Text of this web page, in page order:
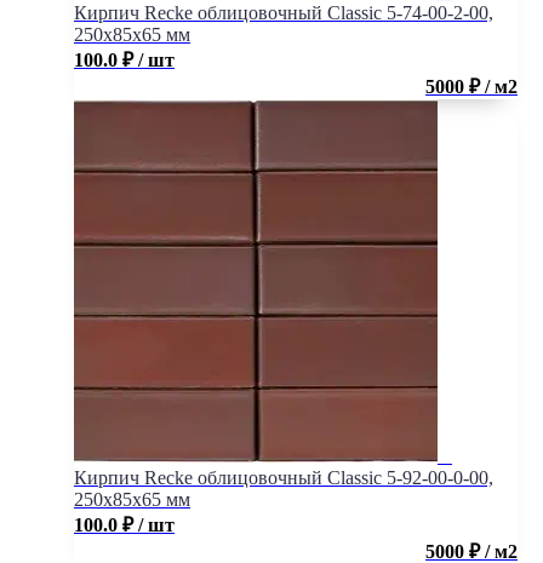
Кирпич Recke облицовочный Classic 5-74-00-2-00,
250x85x65 мм
100.0 ₽ / шт
5000 ₽ / м2
Кирпич Recke облицовочный Classic 5-92-00-0-00,
250x85x65 мм
100.0 ₽ / шт
5000 ₽ / м2